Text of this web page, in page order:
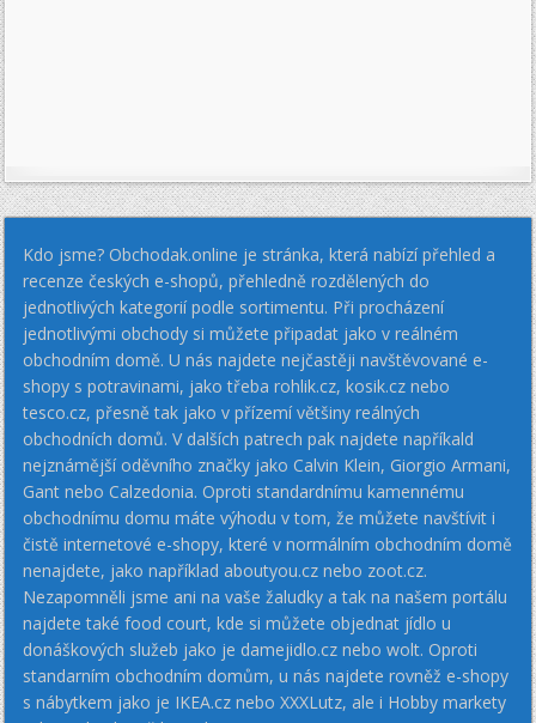
Kdo jsme? Obchodak.online je stránka, která nabízí přehled a
recenze českých e-shopů, přehledně rozdělených do
jednotlivých kategorií podle sortimentu. Při procházení
jednotlivými obchody si můžete připadat jako v reálném
obchodním domě. U nás najdete nejčastěji navštěvované e-
shopy s potravinami, jako třeba rohlik.cz, kosik.cz nebo
tesco.cz, přesně tak jako v přízemí většiny reálných
obchodních domů. V dalších patrech pak najdete napříkald
nejznámější oděvního značky jako Calvin Klein, Giorgio Armani,
Gant nebo Calzedonia. Oproti standardnímu kamennému
obchodnímu domu máte výhodu v tom, že můžete navštívit i
čistě internetové e-shopy, které v normálním obchodním domě
nenajdete, jako například aboutyou.cz nebo zoot.cz.
Nezapomněli jsme ani na vaše žaludky a tak na našem portálu
najdete také food court, kde si můžete objednat jídlo u
donáškových služeb jako je damejidlo.cz nebo wolt. Oproti
standarním obchodním domům, u nás najdete rovněž e-shopy
s nábytkem jako je IKEA.cz nebo XXXLutz, ale i Hobby markety